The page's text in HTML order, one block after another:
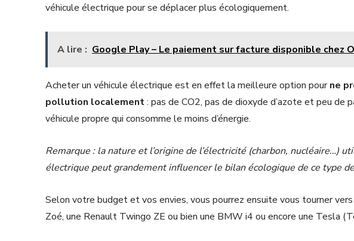
véhicule électrique pour se déplacer plus écologiquement.
A lire : Google Play – Le paiement sur facture disponible chez
Acheter un véhicule électrique est en effet la meilleure option pourne
pollution localement: pas de CO2, pas de dioxyde d’azote et peu de
véhicule propre qui consomme le moins d’énergie.
Remarque : la nature et l’origine de l’électricité (charbon, nucléaire…)
électrique peut grandement influencer le bilan écologique de ce type
Selon votre budget et vos envies, vous pourrez ensuite vous tourner
Zoé, une Renault Twingo ZE ou bien une BMW i4 ou encore une Tesla